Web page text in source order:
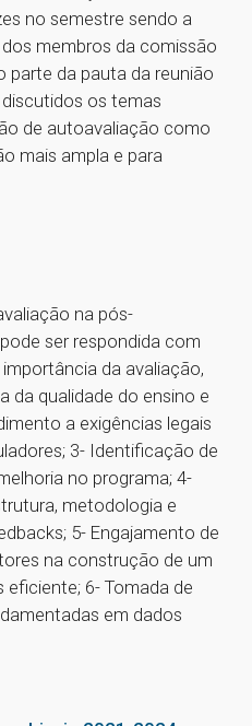
no semestre sendo a
membros da comissão
parte da pauta da reunião
os temas
de autoavaliação como
mais ampla e para
na pós-
ser respondida com
da avaliação,
da qualidade do ensino e
a exigências legais
3- Identificação de
no programa; 4-
metodologia e
5- Engajamento de
na construção de um
6- Tomada de
em dados